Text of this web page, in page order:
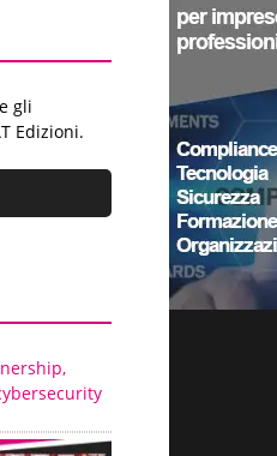
gli
Edizioni.